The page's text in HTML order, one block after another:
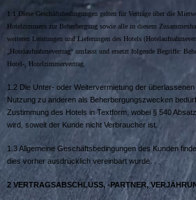
1.1 Diese Geschäftsbedingungen gelten für Verträge über die
Hotelzimmern zur Beherbergung sowie alle in diesem
weiteren Leistungen und Lieferungen des Hotels
„Hotelaufnahmevertrag“ umfasst und ersetzt folgende Begriffe:
Hotel-, Hotelzimmervertrag.
1.2 Die Unter- oder Weitervermietung der
Nutzung zu anderen als Beherbergungszwecken
Zustimmung des Hotels in Textform, wobei § 540
wird, soweit der Kunde nicht Verbraucher ist.
1.3 Allgemeine Geschäftsbedingungen des Kunden
dies vorher ausdrücklich vereinbart wurde.
2 VERTRAGSABSCHLUSS, -PARTNER, V